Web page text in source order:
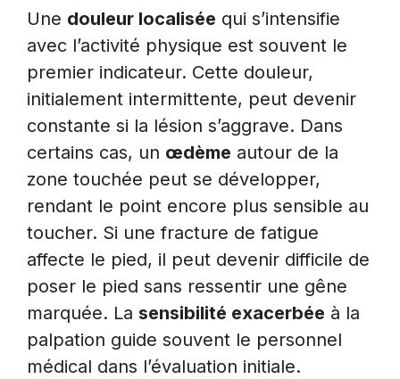
Une douleur localisée qui s’intensifie
avec l’activité physique est souvent le
premier indicateur. Cette douleur,
initialement intermittente, peut devenir
constante si la lésion s’aggrave. Dans
certains cas, un œdème autour de la
zone touchée peut se développer,
rendant le point encore plus sensible au
toucher. Si une fracture de fatigue
affecte le pied, il peut devenir difficile de
poser le pied sans ressentir une gêne
marquée. La sensibilité exacerbée à la
palpation guide souvent le personnel
médical dans l’évaluation initiale.